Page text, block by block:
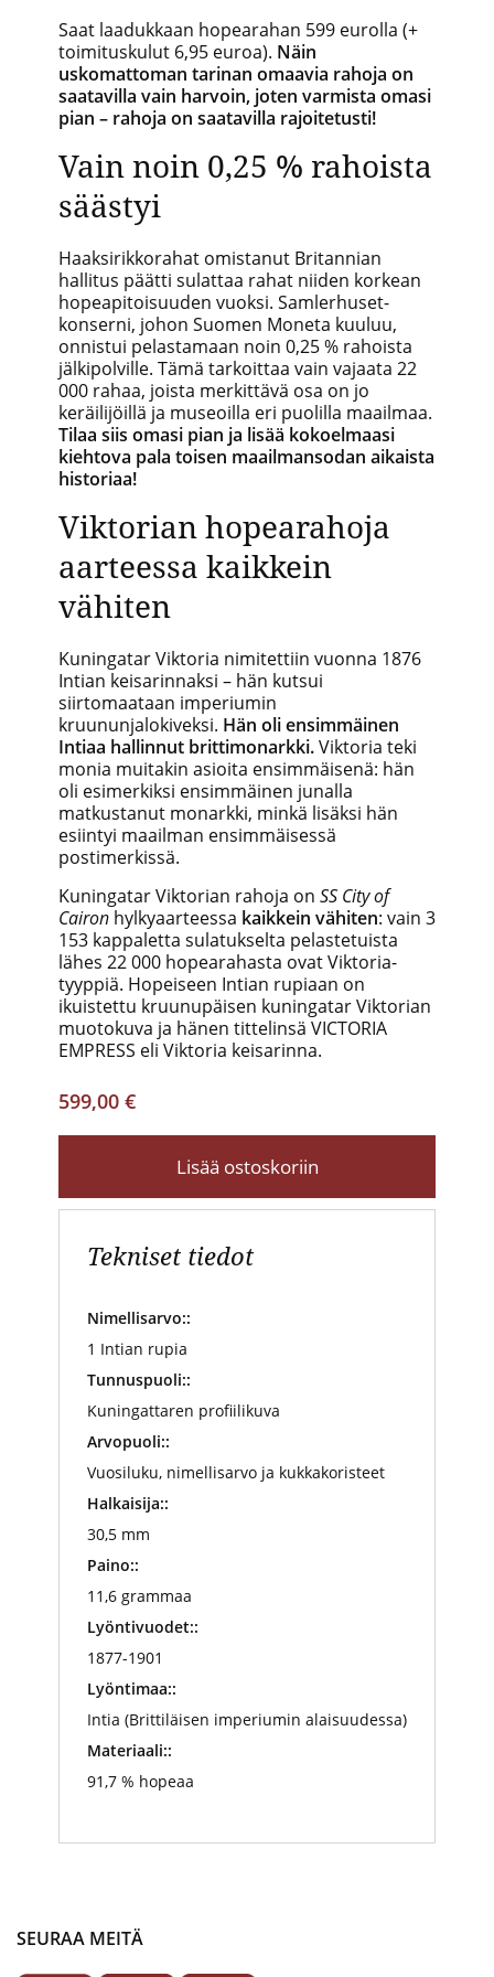
Saat laadukkaan hopearahan 599 eurolla (+
toimituskulut 6,95 euroa). Näin
uskomattoman tarinan omaavia rahoja on
saatavilla vain harvoin, joten varmista omasi
pian – rahoja on saatavilla rajoitetusti!
Vain noin 0,25 % rahoista
säästyi
Haaksirikkorahat omistanut Britannian
hallitus päätti sulattaa rahat niiden korkean
hopeapitoisuuden vuoksi. Samlerhuset-
konserni, johon Suomen Moneta kuuluu,
onnistui pelastamaan noin 0,25 % rahoista
jälkipolville. Tämä tarkoittaa vain vajaata 22
000 rahaa, joista merkittävä osa on jo
keräilijöillä ja museoilla eri puolilla maailmaa.
Tilaa siis omasi pian ja lisää kokoelmaasi
kiehtova pala toisen maailmansodan aikaista
historiaa!
Viktorian hopearahoja
aarteessa kaikkein
vähiten
Kuningatar Viktoria nimitettiin vuonna 1876
Intian keisarinnaksi – hän kutsui
siirtomaataan imperiumin
kruununjalokiveksi. Hän oli ensimmäinen
Intiaa hallinnut brittimonarkki.Viktoria teki
monia muitakin asioita ensimmäisenä: hän
oli esimerkiksi ensimmäinen junalla
matkustanut monarkki, minkä lisäksi hän
esiintyi maailman ensimmäisessä
postimerkissä.
Kuningatar Viktorian rahoja on SS City of
Cairon hylkyaarteessa kaikkein vähiten: vain 3
153 kappaletta sulatukselta pelastetuista
lähes 22 000 hopearahasta ovat Viktoria-
tyyppiä. Hopeiseen Intian rupiaan on
ikuistettu kruunupäisen kuningatar Viktorian
muotokuva ja hänen tittelinsä VICTORIA
EMPRESS eli Viktoria keisarinna.
599,00 €
Lisää ostoskoriin
Tekniset tiedot
Nimellisarvo::
1 Intian rupia
Tunnuspuoli::
Kuningattaren profiilikuva
Arvopuoli::
Vuosiluku, nimellisarvo ja kukkakoristeet
Halkaisija::
30,5 mm
Paino::
11,6 grammaa
Lyöntivuodet::
1877-1901
Lyöntimaa::
Intia (Brittiläisen imperiumin alaisuudessa)
Materiaali::
91,7 % hopeaa
SEURAA MEITÄ